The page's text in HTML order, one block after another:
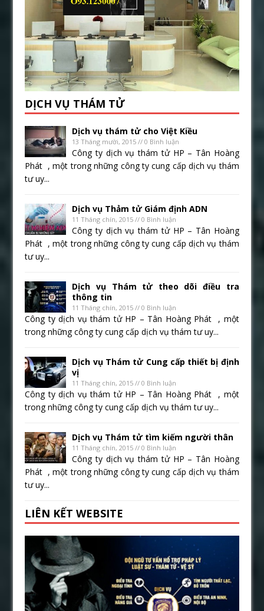
DỊCH VỤ THÁM TỬ
Dịch vụ thám tử cho Việt Kiều
13 Tháng mười, 2015 // 0 Bình luận
Công ty dịch vụ thám tử HP – Tân Hoàng
Phát , một trong những công ty cung cấp dịch vụ thám
tư uy...
Dịch vụ Thảm tử Giám định ADN
11 Tháng chín, 2015 // 0 Bình luận
Công ty dịch vụ thám tử HP – Tân Hoàng
Phát , một trong những công ty cung cấp dịch vụ thám
tư uy...
Dịch vụ Thám tử theo dõi điều tra
thông tin
11 Tháng chín, 2015 // 0 Bình luận
Công ty dịch vụ thám tử HP – Tân Hoàng Phát , một
trong những công ty cung cấp dịch vụ thám tư uy...
Dịch vụ Thám tử Cung cấp thiết bị định
vị
11 Tháng chín, 2015 // 0 Bình luận
Công ty dịch vụ thám tử HP – Tân Hoàng Phát , một
trong những công ty cung cấp dịch vụ thám tư uy...
Dịch vụ Thám tử tìm kiếm người thân
11 Tháng chín, 2015 // 0 Bình luận
Công ty dịch vụ thám tử HP – Tân Hoàng
Phát , một trong những công ty cung cấp dịch vụ thám
tư uy...
LIÊN KẾT WEBSITE